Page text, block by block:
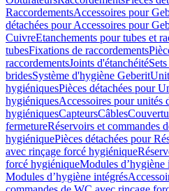
RaccordementsAccessoires pour
détachées pour Accessoires pour
CuivreEtanchements pour tubes et
tubesFixations de raccordements
raccordementsJoints d'étanchéité
bridesSystème d'hygiène Geberit
hygiéniquesPièces détachées pour
hygiéniquesAccessoires pour unités
hygiéniquesCapteursCâbles
fermetureRéservoirs et commandes
hygiéniquePièces détachées pour
avec rinçage forcé hygiénique
forcé hygiéniqueModules d’hygiène
Modules d’hygiène intégrés